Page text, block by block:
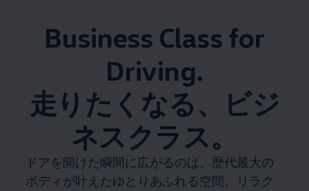
Business Class for
Driving.
走りたくなる、ビジ
ネスクラス。
ドアを開けた瞬間に広がるのは、歴代最大の
ボディが叶えたゆとりあふれる空間。リラク